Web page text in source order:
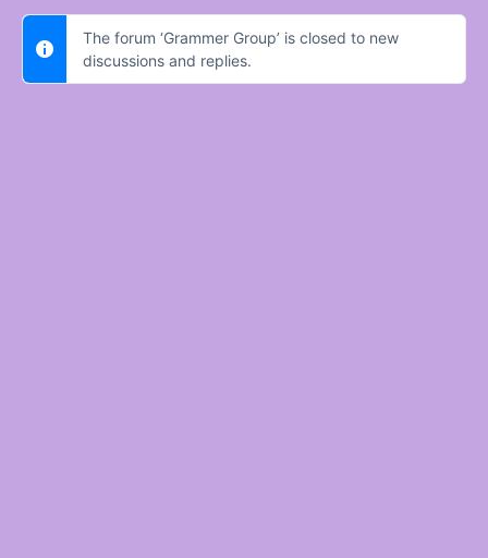
The forum ‘Grammer Group’ is closed to new
discussions and replies.